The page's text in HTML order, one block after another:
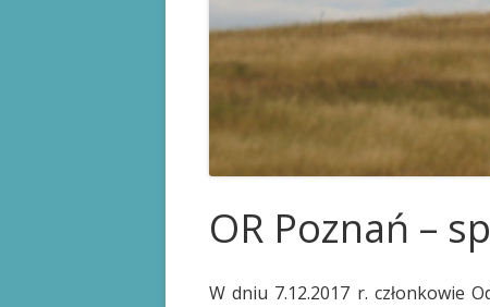
KARTA STOMIKA
OR Poznań –
W dniu 7.12.2017 r. członkowie